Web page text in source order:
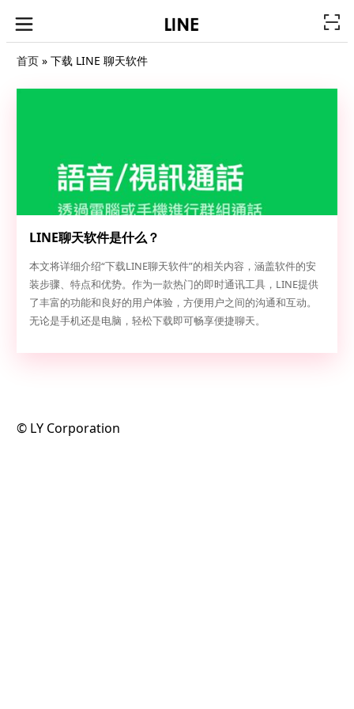
首页» 下载 LINE 聊天软件
LINE聊天软件是什么？
本文将详细介绍“下载LINE聊天软件”的相关内容，涵盖软件的安
装步骤、特点和优势。作为一款热门的即时通讯工具，LINE提供
了丰富的功能和良好的用户体验，方便用户之间的沟通和互动。
无论是手机还是电脑，轻松下载即可畅享便捷聊天。
©️ LY Corporation